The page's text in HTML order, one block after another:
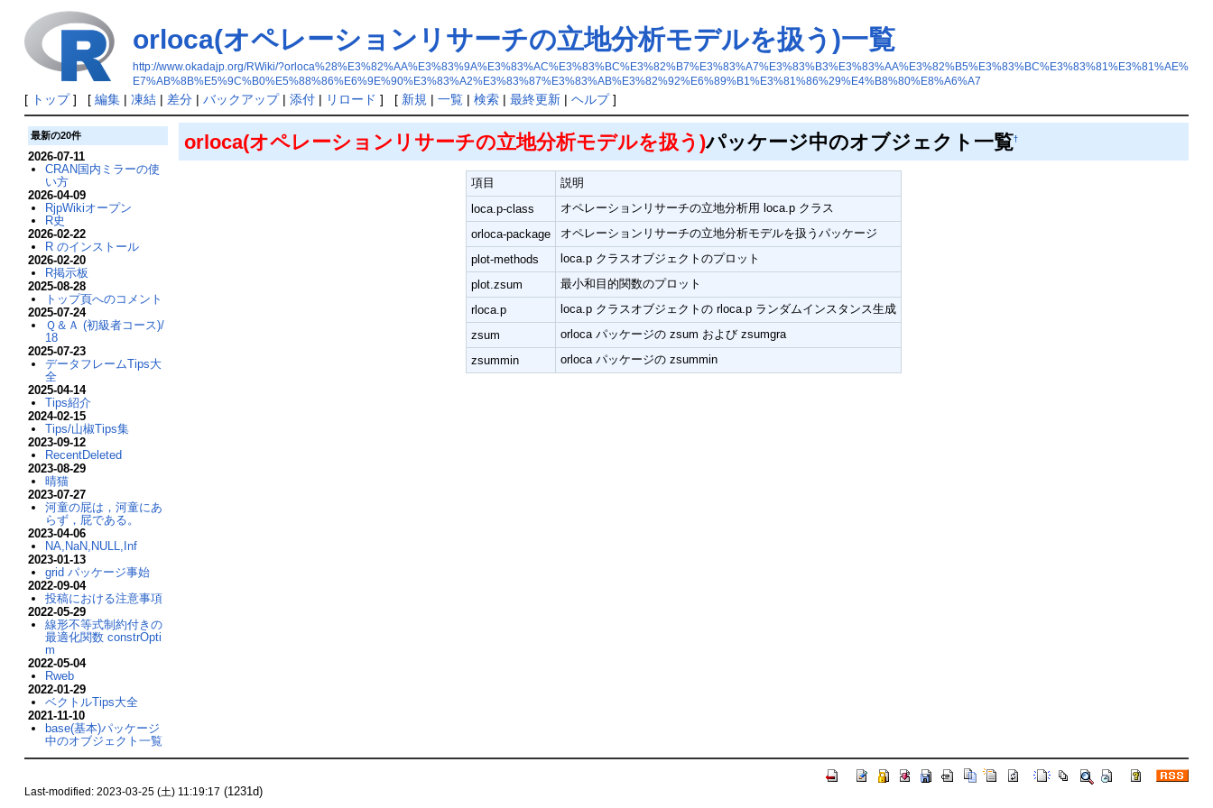
orloca(オペレーションリサーチの立地分析モデルを扱う)一覧
http://www.okadajp.org/RWiki/?orloca%28%E3%82%AA%E3%83%9A%E3%83%AC%E3%83%BC%E3%82%B7%E3%83%A7%E3%83%B3%E3%83%AA%E3%82%B5%E3%83%BC%E3%83%81%E3%81%AE%
E7%AB%8B%E5%9C%B0%E5%88%86%E6%9E%90%E3%83%A2%E3%83%87%E3%83%AB%E3%82%92%E6%89%B1%E3%81%86%29%E4%B8%80%E8%A6%A7
[ トップ] [ 編集| 凍結| 差分| バックアップ| 添付| リロード ] [ 新規 | 一覧| 検索| 最終更新| ヘルプ]
orloca(オペレーションリサーチの立地分析モデルを扱う)パッケージ中のオブジェクト一覧†
項目
説明
loca.p-class
オペレーションリサーチの立地分析用 loca.p クラス
orloca-package
オペレーションリサーチの立地分析モデルを扱うパッケージ
plot-methods
loca.p クラスオブジェクトのプロット
plot.zsum
最小和目的関数のプロット
rloca.p
loca.p クラスオブジェクトの rloca.p ランダムインスタンス生成
zsum
orloca パッケージの zsum および zsumgra
zsummin
orloca パッケージの zsummin
最新の20件
2026-07-11
CRAN国内ミラーの使
い方
2026-04-09
RjpWikiオープン
R史
2026-02-22
R のインストール
2026-02-20
R掲示板
2025-08-28
トップ頁へのコメント
2025-07-24
Ｑ＆Ａ (初級者コース)/
18
2025-07-23
データフレームTips大
全
2025-04-14
Tips紹介
2024-02-15
Tips/山椒Tips集
2023-09-12
RecentDeleted
2023-08-29
晴猫
2023-07-27
河童の屁は，河童にあ
らず，屁である。
2023-04-06
NA,NaN,NULL,Inf
2023-01-13
grid パッケージ事始
2022-09-04
投稿における注意事項
2022-05-29
線形不等式制約付きの
最適化関数 constrOpti
m
2022-05-04
Rweb
2022-01-29
ベクトルTips大全
2021-11-10
base(基本)パッケージ
中のオブジェクト一覧
Last-modified: 2023-03-25 (土) 11:19:17 (1231d)